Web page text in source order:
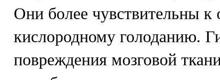
Они более чувствительны к
кислородному голоданию.
повреждения мозговой